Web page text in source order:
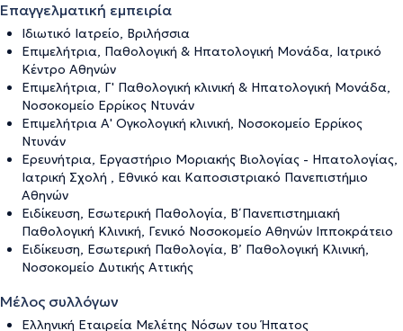
Επαγγελματική εμπειρία
Ιδιωτικό Ιατρείο, Βριλήσσια
Eπιμελήτρια, Παθολογική & Ηπατολογική Μονάδα, Ιατρικό
Κέντρο Αθηνών
Επιμελήτρια, Γ' Παθολογική κλινική & Ηπατολογική Μονάδα,
Νοσοκομείο Ερρίκος Ντυνάν
Επιμελήτρια Α' Ογκολογική κλινική, Νοσοκομείο Ερρίκος
Ντυνάν
Ερευνήτρια, Εργαστήριο Μοριακής Βιολογίας - Ηπατολογίας,
Ιατρική Σχολή , Εθνικό και Καποσιστριακό Πανεπιστήμιο
Αθηνών
Ειδίκευση, Εσωτερική Παθολογία, Β΄ Πανεπιστημιακή
Παθολογική Κλινική, Γενικό Νοσοκομείο Αθηνών Ιπποκράτειο
Ειδίκευση, Εσωτερική Παθολογία, Β’ Παθολογική Κλινική,
Νοσοκομείο Δυτικής Αττικής
Μέλος συλλόγων
Ελληνική Εταιρεία Μελέτης Νόσων του Ήπατος